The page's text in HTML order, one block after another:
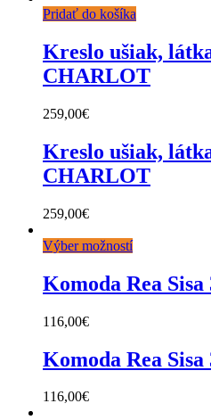
Pridať do košíka
Kreslo ušiak,
CHARLOT
259,00€
Kreslo ušiak,
CHARLOT
259,00€
Výber možností
Komoda Rea Sisa
116,00€
Komoda Rea Sisa
116,00€